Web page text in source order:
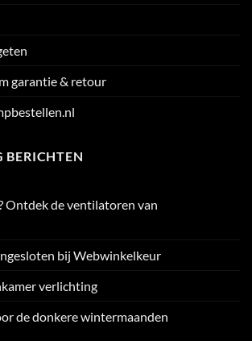
garantie & retour
BERICHTEN
Ontdek de ventilatoren van
bij Webwinkelkeur
verlichting
de donkere wintermaanden